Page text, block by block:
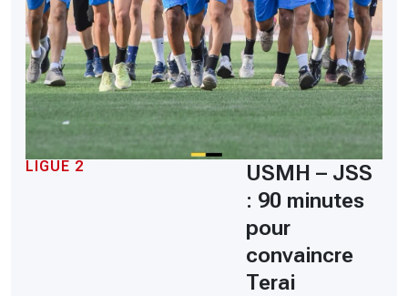
LIGUE 2
USMH – JSS
: 90 minutes
pour
convaincre
Terai